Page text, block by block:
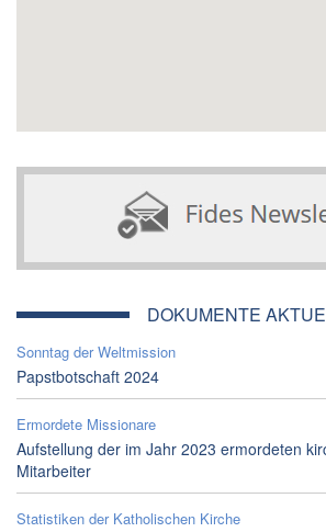
DOKUMENTE
Sonntag der Weltmission
Papstbotschaft 2024
Ermordete Missionare
Aufstellung der im Jahr 2023 ermordeten
Mitarbeiter
Statistiken der Katholischen Kirche